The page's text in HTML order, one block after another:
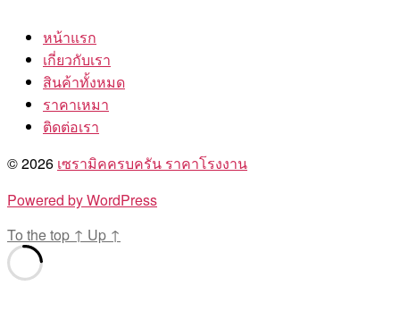
หน้าแรก
เกี่ยวกับเรา
สินค้าทั้งหมด
ราคาเหมา
ติดต่อเรา
© 2026 เซรามิคครบครัน ราคาโรงงาน
Powered by WordPress
To the top ↑ Up ↑